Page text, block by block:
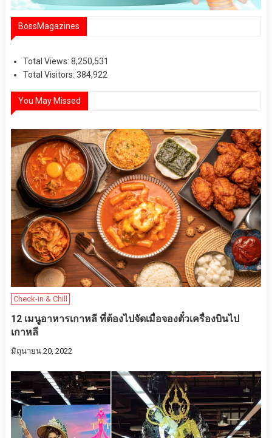
BossMagazines
Total Views: 8,250,531
Total Visitors: 384,922
You May Missed
Check-in & Chill
12 เมนูอาหารเกาหลี ที่ต้องไปจัดเมื่อจองตั๋วเครื่องบินไป
เกาหลี
มิถุนายน 20, 2022